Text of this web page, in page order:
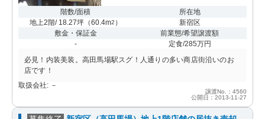
階数/面積
地上2階/ 18.27坪（60.4m2 ）
所在地
新宿区
敷金・保証金
-
前業態/希望譲渡額
定食/285万円
必見！内装美装。高田馬場駅スグ！人通りの多い商店街沿いのお
店です！
取扱会社: －
譲渡No.：4560
公開日：2013-11-27